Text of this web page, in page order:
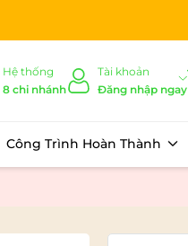
Hệ thống
8 chi nhánh
Tài khoản
Đăng nhập ngay
Công Trình Hoàn Thành